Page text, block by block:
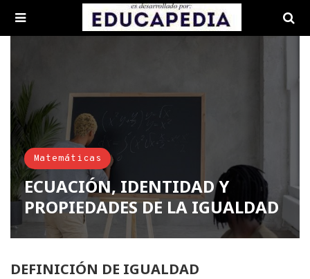
Matemáticas
ECUACIÓN, IDENTIDAD Y
PROPIEDADES DE LA IGUALDAD
DEFINICIÓN DE IGUALDAD